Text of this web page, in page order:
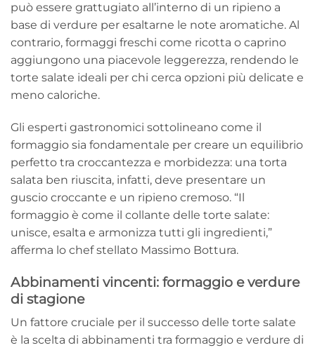
può essere grattugiato all’interno di un ripieno a
base di verdure per esaltarne le note aromatiche. Al
contrario, formaggi freschi come ricotta o caprino
aggiungono una piacevole leggerezza, rendendo le
torte salate ideali per chi cerca opzioni più delicate e
meno caloriche.
Gli esperti gastronomici sottolineano come il
formaggio sia fondamentale per creare un equilibrio
perfetto tra croccantezza e morbidezza: una torta
salata ben riuscita, infatti, deve presentare un
guscio croccante e un ripieno cremoso. “Il
formaggio è come il collante delle torte salate:
unisce, esalta e armonizza tutti gli ingredienti,”
afferma lo chef stellato Massimo Bottura.
Abbinamenti vincenti: formaggio e verdure
di stagione
Un fattore cruciale per il successo delle torte salate
è la scelta di abbinamenti tra formaggio e verdure di